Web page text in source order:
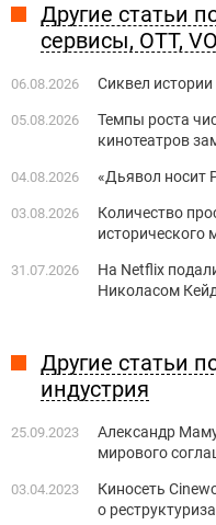
Другие статьи
сервисы, OTT,
06.08.2026 Сиквел
05.08.2026
Темпы роста
кинотеатров
04.08.2026 «Дьявол носит
03.08.2026
Количество
исторического
31.07.2026
На Netflix
Николасом
Другие статьи
индустрия
25.09.2023
Александр
мирового
03.04.2023
Киносеть
о